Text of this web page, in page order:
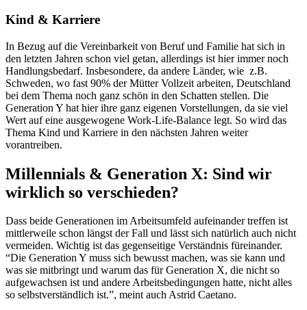
Kind & Karriere
In Bezug auf die Vereinbarkeit von Beruf und Familie hat sich in
den letzten Jahren schon viel getan, allerdings ist hier immer noch
Handlungsbedarf. Insbesondere, da andere Länder, wie z.B.
Schweden, wo fast 90% der Mütter Vollzeit arbeiten, Deutschland
bei dem Thema noch ganz schön in den Schatten stellen. Die
Generation Y hat hier ihre ganz eigenen Vorstellungen, da sie viel
Wert auf eine ausgewogene Work-Life-Balance legt. So wird das
Thema Kind und Karriere in den nächsten Jahren weiter
vorantreiben.
Millennials & Generation X: Sind wir
wirklich so verschieden?
Dass beide Generationen im Arbeitsumfeld aufeinander treffen ist
mittlerweile schon längst der Fall und lässt sich natürlich auch nicht
vermeiden. Wichtig ist das gegenseitige Verständnis füreinander.
“Die Generation Y muss sich bewusst machen, was sie kann und
was sie mitbringt und warum das für Generation X, die nicht so
aufgewachsen ist und andere Arbeitsbedingungen hatte, nicht alles
so selbstverständlich ist.”, meint auch Astrid Caetano.